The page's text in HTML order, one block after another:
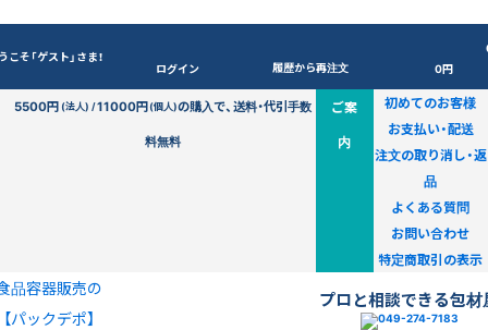
こそ「ゲスト」さま！
ログイン 履歴から再注文
0円
5500円(法人) /11000円(個人)の購入で、送料・代引手数
料無料
ご案
内
初めてのお客様
お支払い・配送
注文の取り消し・返
品
よくある質問
お問い合わせ
特定商取引の表示
品容器販売の
【パックデポ】
プロと相談できる包材